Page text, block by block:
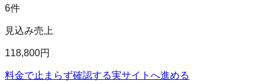
6件
見込み売上
118,800円
料金で止まらず確認する実サイトへ進める